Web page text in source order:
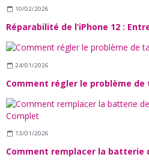
10/02/2026
24/01/2026
13/01/2026